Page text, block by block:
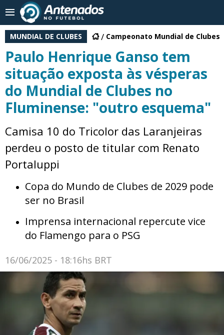
MUNDIAL DE CLUBES Campeonato Mundial de Clubes
Paulo Henrique Ganso tem
situação exposta às vésperas
do Mundial de Clubes no
Fluminense: "outro esquema"
Camisa 10 do Tricolor das Laranjeiras
perdeu o posto de titular com Renato
Portaluppi
Copa do Mundo de Clubes de 2029 pode
ser no Brasil
Imprensa internacional repercute vice
do Flamengo para o PSG
16/06/2025 - 18:16hs BRT